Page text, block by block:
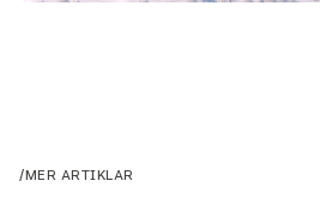
/MER ARTIKLAR